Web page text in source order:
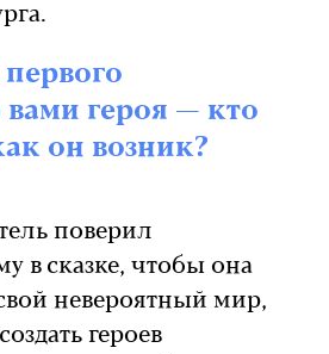
вами героя — кто
он возник?
поверил
в сказке, чтобы она
невероятный мир,
героев